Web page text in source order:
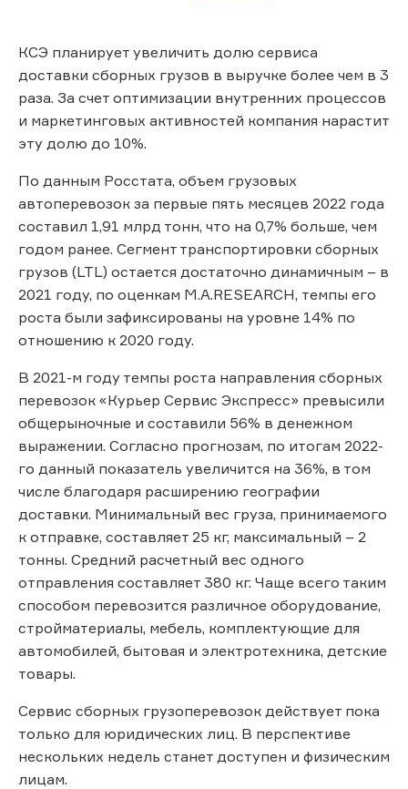
КСЭ планирует увеличить долю сервиса
доставки сборных грузов в выручке более чем в 3
раза. За счет оптимизации внутренних процессов
и маркетинговых активностей компания нарастит
эту долю до 10%.
По данным Росстата, объем грузовых
автоперевозок за первые пять месяцев 2022 года
составил 1,91 млрд тонн, что на 0,7% больше, чем
годом ранее. Сегмент транспортировки сборных
грузов (LTL) остается достаточно динамичным – в
2021 году, по оценкам M.A.RESEARCH, темпы его
роста были зафиксированы на уровне 14% по
отношению к 2020 году.
В 2021-м году темпы роста направления сборных
перевозок «Курьер Сервис Экспресс» превысили
общерыночные и составили 56% в денежном
выражении. Согласно прогнозам, по итогам 2022-
го данный показатель увеличится на 36%, в том
числе благодаря расширению географии
доставки. Минимальный вес груза, принимаемого
к отправке, составляет 25 кг, максимальный – 2
тонны. Средний расчетный вес одного
отправления составляет 380 кг. Чаще всего таким
способом перевозится различное оборудование,
стройматериалы, мебель, комплектующие для
автомобилей, бытовая и электротехника, детские
товары.
Сервис сборных грузоперевозок действует пока
только для юридических лиц. В перспективе
нескольких недель станет доступен и физическим
лицам.